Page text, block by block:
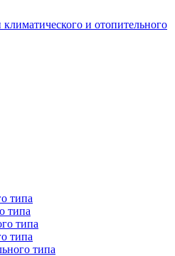
типа
типа
типа
типа
типа